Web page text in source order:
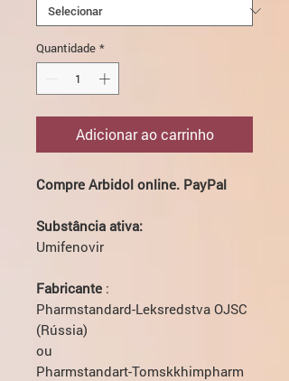
Quantidade *
Adicionar ao carrinho
Compre Arbidol online. PayPal
Substância ativa:
Umifenovir
Fabricante :
Pharmstandard-Leksredstva OJSC
(Rússia)
ou
Pharmstandart-Tomskkhimpharm